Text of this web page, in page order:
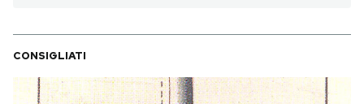
CONSIGLIATI